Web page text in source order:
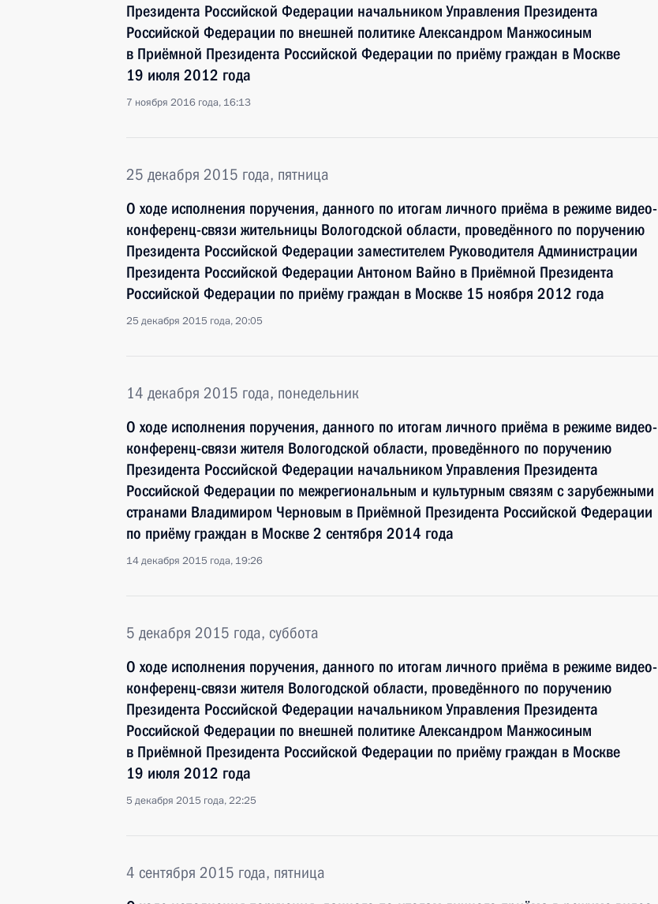
Президента Российской Федерации начальником Управления Президента
Российской Федерации по внешней политике Александром Манжосиным
в Приёмной Президента Российской Федерации по приёму граждан в Москве
19 июля 2012 года
7 ноября 2016 года, 16:13
25 декабря 2015 года, пятница
О ходе исполнения поручения, данного по итогам личного приёма в режиме видео-
конференц-связи жительницы Вологодской области, проведённого по поручению
Президента Российской Федерации заместителем Руководителя Администрации
Президента Российской Федерации Антоном Вайно в Приёмной Президента
Российской Федерации по приёму граждан в Москве 15 ноября 2012 года
25 декабря 2015 года, 20:05
14 декабря 2015 года, понедельник
О ходе исполнения поручения, данного по итогам личного приёма в режиме видео-
конференц-связи жителя Вологодской области, проведённого по поручению
Президента Российской Федерации начальником Управления Президента
Российской Федерации по межрегиональным и культурным связям с зарубежными
странами Владимиром Черновым в Приёмной Президента Российской Федерации
по приёму граждан в Москве 2 сентября 2014 года
14 декабря 2015 года, 19:26
5 декабря 2015 года, суббота
О ходе исполнения поручения, данного по итогам личного приёма в режиме видео-
конференц-связи жителя Вологодской области, проведённого по поручению
Президента Российской Федерации начальником Управления Президента
Российской Федерации по внешней политике Александром Манжосиным
в Приёмной Президента Российской Федерации по приёму граждан в Москве
19 июля 2012 года
5 декабря 2015 года, 22:25
4 сентября 2015 года, пятница